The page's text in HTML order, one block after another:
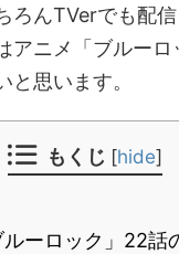
ろんTVerでも配
アニメ「ブルーロ
と思います。
もくじ [hide]
ーロック」22話